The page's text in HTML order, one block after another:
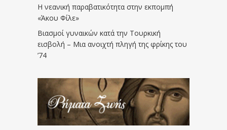
Η νεανική παραβατικότητα στην εκπομπή
«Άκου Φίλε»
Βιασμοί γυναικών κατά την Τουρκική
εισβολή – Μια ανοιχτή πληγή της φρίκης του
’74